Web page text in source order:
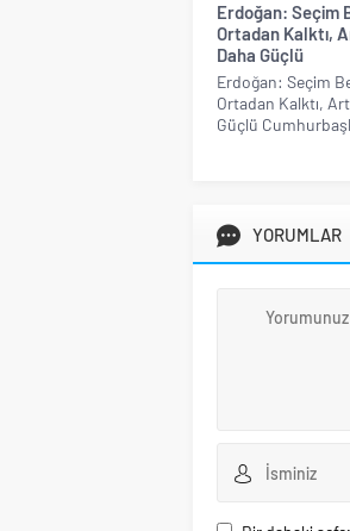
Erdoğan: Seçim
Ortadan Kalktı,
Daha Güçlü
Erdoğan: Seçim
Ortadan Kalktı,
Güçlü
YORUMLAR